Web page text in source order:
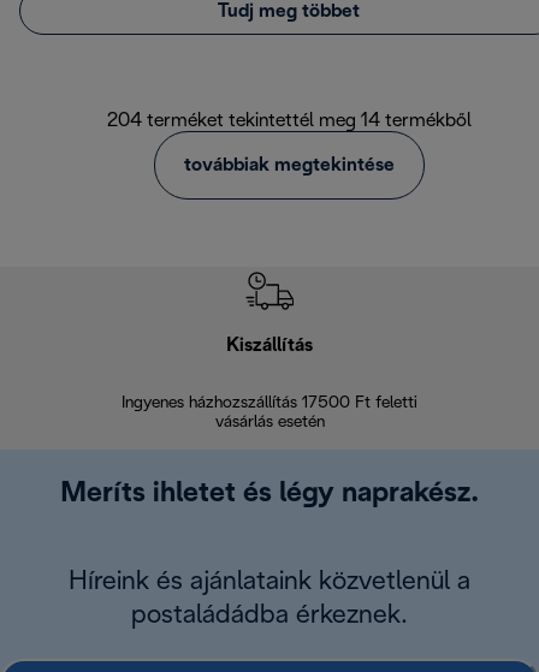
Tudj meg többet
204 terméket tekintettél meg 14 termékből
továbbiak megtekintése
Kiszállítás
Ingyenes házhozszállítás 17500 Ft feletti
vásárlás esetén
Meríts ihletet és légy naprakész.
Híreink és ajánlataink közvetlenül a
postaládádba érkeznek.